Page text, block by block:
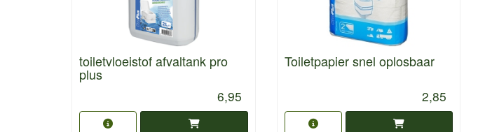
toiletvloeistof afvaltank pro
plus
6,95
Toiletpapier snel oplosbaar
2,85